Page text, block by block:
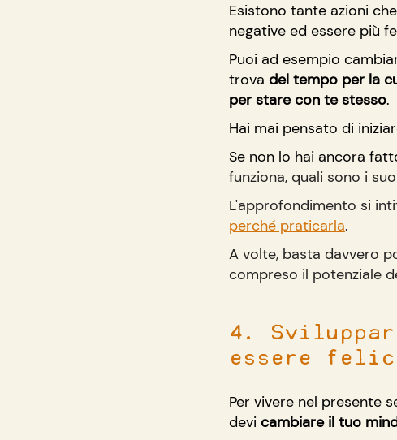
Esistono tante azioni
negative ed essere più
Puoi ad esempio
trova del tempo per la
per stare con te stesso.
Hai mai pensato di
Se non lo hai ancora
funziona, quali sono i
L'approfondimento si
perché praticarla.
A volte, basta davvero
compreso il potenziale
4.
essere
Per vivere nel presente
devi cambiare il tuo